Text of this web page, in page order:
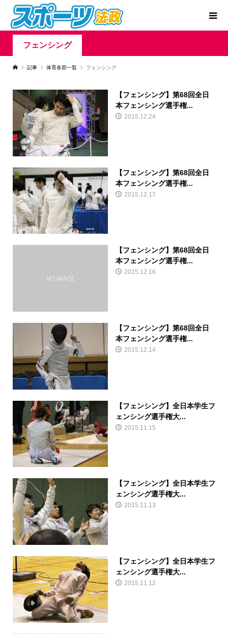
フェンシング
記事 体育各部一覧 フェンシング
【フェンシング】第68回全日
本フェンシング選手権...
2015.12.24
【フェンシング】第68回全日
本フェンシング選手権...
2015.12.17
【フェンシング】第68回全日
本フェンシング選手権...
2015.12.16
【フェンシング】第68回全日
本フェンシング選手権...
2015.12.14
【フェンシング】全日本学生フ
ェンシング選手権大...
2015.11.15
【フェンシング】全日本学生フ
ェンシング選手権大...
2015.11.13
【フェンシング】全日本学生フ
ェンシング選手権大...
2015.11.12